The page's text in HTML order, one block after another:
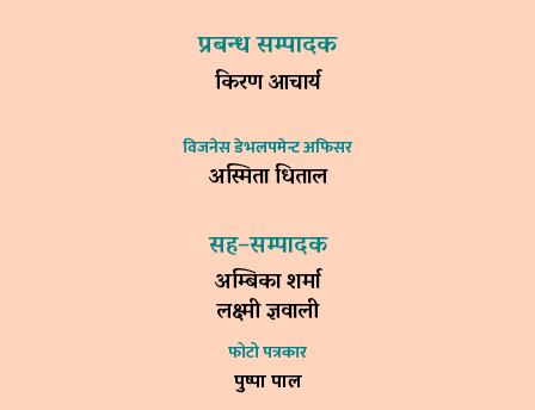
प्रबन्ध सम्पादक
किरण आचार्य
विजनेस डेभलपमेन्ट अफिसर
अस्मिता धिताल
सह–सम्पादक
अम्बिका शर्मा
लक्ष्मी ज्ञवाली
फोटो पत्रकार
पुष्पा पाल